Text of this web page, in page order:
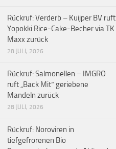
Rückruf: Verderb – Kuijper BV ruft
Yopokki Rice-Cake-Becher via TK
Maxx zurück
28 JULI, 2026
Rückruf: Salmonellen – IMGRO
ruft „Back Mit“ geriebene
Mandeln zurück
28 JULI, 2026
Rückruf: Noroviren in
tiefgefrorenen Bio